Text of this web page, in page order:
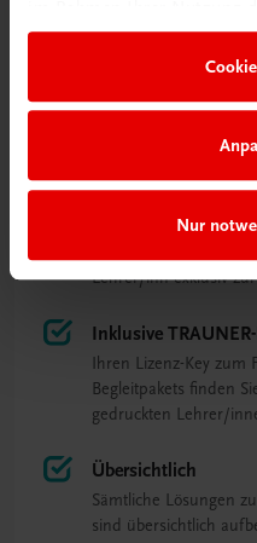
Nur
Das Besondere auf
Kostenlos bei
Exklusiv für Lehrer/
Lehrer/inn exklusiv
Inklusive
Ihren Lizenz-Key zum
Begleitpakets finden
gedruckten Lehrer/
Übersichtlich
Sämtliche Lösungen
sind übersichtlich